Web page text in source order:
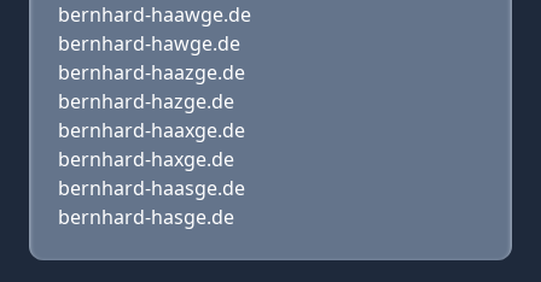
bernhard-haawge.de
bernhard-hawge.de
bernhard-haazge.de
bernhard-hazge.de
bernhard-haaxge.de
bernhard-haxge.de
bernhard-haasge.de
bernhard-hasge.de